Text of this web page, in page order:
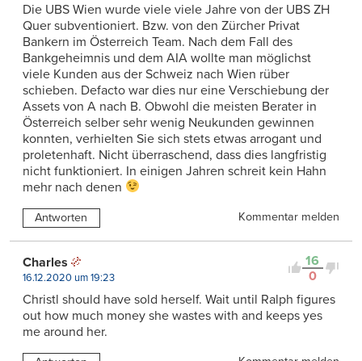
Die UBS Wien wurde viele viele Jahre von der UBS ZH
Quer subventioniert. Bzw. von den Zürcher Privat
Bankern im Österreich Team. Nach dem Fall des
Bankgeheimnis und dem AIA wollte man möglichst
viele Kunden aus der Schweiz nach Wien rüber
schieben. Defacto war dies nur eine Verschiebung der
Assets von A nach B. Obwohl die meisten Berater in
Österreich selber sehr wenig Neukunden gewinnen
konnten, verhielten Sie sich stets etwas arrogant und
proletenhaft. Nicht überraschend, dass dies langfristig
nicht funktioniert. In einigen Jahren schreit kein Hahn
mehr nach denen
Antworten Kommentar melden
16
0
Charles
16.12.2020 um 19:23
Christl should have sold herself. Wait until Ralph figures
out how much money she wastes with and keeps yes
me around her.